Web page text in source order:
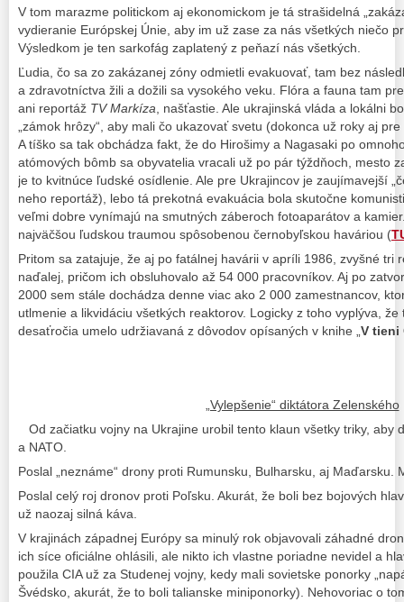
V tom marazme politickom aj ekonomickom je tá strašidelná
vydieranie Európskej Únie, aby im už zase za nás všetkých niečo
Výsledkom je ten sarkofág zaplatený z peňazí nás všetkých.
Ľudia, čo sa zo zakázanej zóny odmietli evakuovať, tam bez
a zdravotníctva žili a dožili sa vysokého veku. Flóra a fauna tam
ani reportáž TV Markíza , našťastie. Ale ukrajinská vláda a lokálni
„zámok hrôzy“, aby mali čo ukazovať svetu (dokonca už roky aj
A tíško sa tak obchádza fakt, že do Hirošimy a Nagasaki po
atómových bômb sa obyvatelia vracali už po pár týždňoch, mesto
je to kvitnúce ľudské osídlenie. Ale pre Ukrajincov je zaujímavejší
neho reportáž), lebo tá prekotná evakuácia bola skutočne
veľmi dobre vynímajú na smutných záberoch fotoaparátov a
najväčšou ľudskou traumou spôsobenou černobyľskou haváriou (
Pritom sa zatajuje, že aj po fatálnej havárii v apríli 1986, zvyšné tri
naďalej, pričom ich obsluhovalo až 54 000 pracovníkov. Aj po
2000 sem stále dochádza denne viac ako 2 000 zamestnancov,
utlmenie a likvidáciu všetkých reaktorov. Logicky z toho vyplýva,
desaťročia umelo udržiavaná z dôvodov opísaných v knihe „V tieni
„Vylepšenie“ diktátora Zelenského
Od začiatku vojny na Ukrajine urobil tento klaun všetky triky, aby
a NATO.
Poslal „neznáme“ drony proti Rumunsku, Bulharsku, aj Maďarsku.
Poslal celý roj dronov proti Poľsku. Akurát, že boli bez bojových
už naozaj silná káva.
V krajinách západnej Európy sa minulý rok objavovali záhadné
ich síce oficiálne ohlásili, ale nikto ich vlastne poriadne nevidel a
použila CIA už za Studenej vojny, kedy mali sovietske ponorky
Švédsko, akurát, že to boli talianske miniponorky). Nehovoriac o